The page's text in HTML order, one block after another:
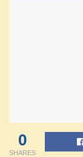
0
SHARES